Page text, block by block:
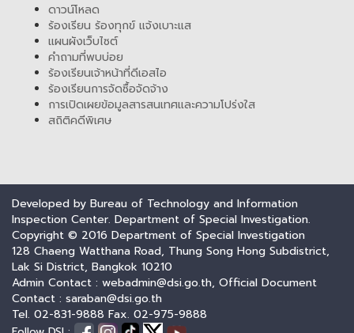
ดาวน์โหลด
ร้องเรียน ร้องทุกข์ แจ้งเบาะแส
แผนผังเว็บไซต์
คำถามที่พบบ่อย
ร้องเรียนเจ้าหน้าที่ดีเอสไอ
ร้องเรียนการจัดซื้อจัดจ้าง
การเปิดเผยข้อมูลสารสนเทศและความโปร่งใส
สถิติคดีพิเศษ
Developed by Bureau of Technology and Information
Inspection Center. Department of Special Investigation.
Copyright © 2016 Department of Special Investigation
128 Chaeng Watthana Road, Thung Song Hong Subdistrict,
Lak Si District, Bangkok 10210
Admin Contact : webadmin@dsi.go.th, Official Document
Contact : saraban@dsi.go.th
Tel. 02-831-9888 Fax. 02-975-9888